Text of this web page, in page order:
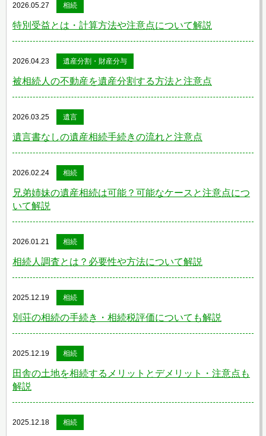
2026.05.27 相続
特別受益とは・計算方法や注意点について解説
2026.04.23 遺産分割・財産分与
被相続人の不動産を遺産分割する方法と注意点
2026.03.25 遺言
遺言書なしの遺産相続手続きの流れと注意点
2026.02.24 相続
兄弟姉妹の遺産相続は可能？可能なケースと注意点につ
いて解説
2026.01.21 相続
相続人調査とは？必要性や方法について解説
2025.12.19 相続
別荘の相続の手続き・相続税評価についても解説
2025.12.19 相続
田舎の土地を相続するメリットとデメリット・注意点も
解説
2025.12.18 相続